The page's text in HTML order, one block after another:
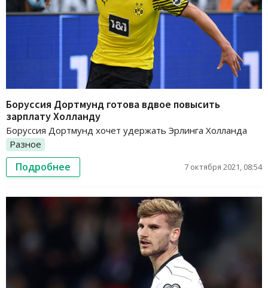
Боруссия Дортмунд готова вдвое повысить
зарплату Холланду
Боруссия Дортмунд хочет удержать Эрлинга Холланда
Разное
Подробнее 7 октября 2021, 08:54